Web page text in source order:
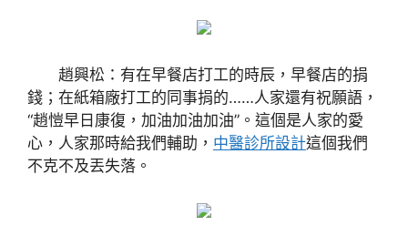
趙興松：有在早餐店打工的時辰，早餐店的捐
錢；在紙箱廠打工的同事捐的……人家還有祝願語，
“趙愷早日康復，加油加油加油”。這個是人家的愛
心，人家那時給我們輔助， 中醫診所設計這個我們
不克不及丟失落。